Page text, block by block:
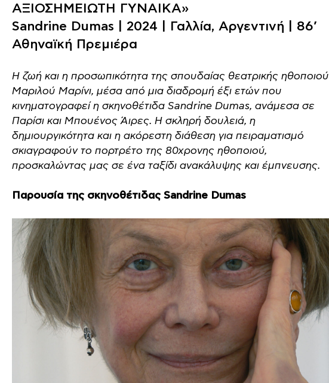
ΑΞΙΟΣΗΜΕΙΩΤΗ ΓΥΝΑΙΚΑ»
Sandrine Dumas | 2024 | Γαλλία, Αργεντινή | 86’
Αθηναϊκή Πρεμιέρα
Η ζωή και η προσωπικότητα της σπουδαίας θεατρικής ηθοποιού
Μαριλού Μαρίνι, μέσα από μια διαδρομή έξι ετών που
κινηματογραφεί η σκηνοθέτιδα Sandrine Dumas, ανάμεσα σε
Παρίσι και Μπουένος Άιρες. Η σκληρή δουλειά, η
δημιουργικότητα και η ακόρεστη διάθεση για πειραματισμό
σκιαγραφούν το πορτρέτο της 80χρονης ηθοποιού,
προσκαλώντας μας σε ένα ταξίδι ανακάλυψης και έμπνευσης.
Παρουσία της σκηνοθέτιδας Sandrine Dumas